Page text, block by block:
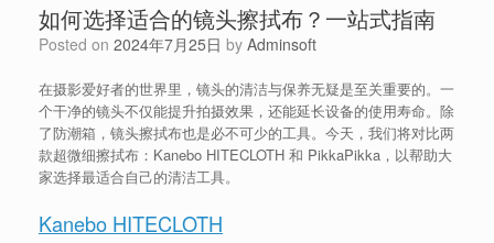
如何选择适合的镜头擦拭布？一站式指南
Posted on 2024年7月25日 by Adminsoft
在摄影爱好者的世界里，镜头的清洁与保养无疑是至关重要的。一
个干净的镜头不仅能提升拍摄效果，还能延长设备的使用寿命。除
了防潮箱，镜头擦拭布也是必不可少的工具。今天，我们将对比两
款超微细擦拭布：Kanebo HITECLOTH 和 PikkaPikka，以帮助大
家选择最适合自己的清洁工具。
Kanebo HITECLOTH